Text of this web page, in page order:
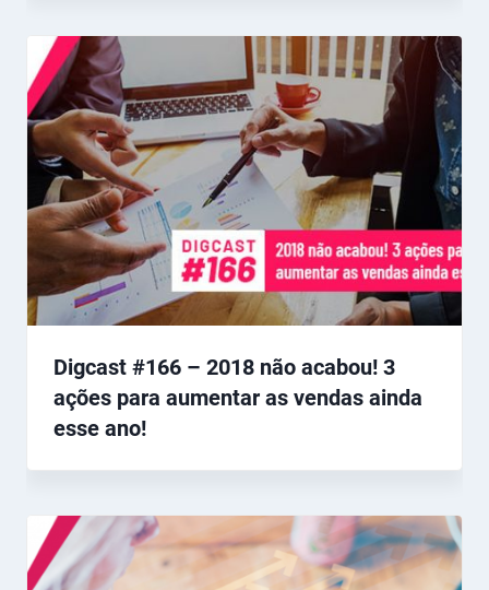
Digcast #166 – 2018 não acabou! 3
ações para aumentar as vendas ainda
esse ano!